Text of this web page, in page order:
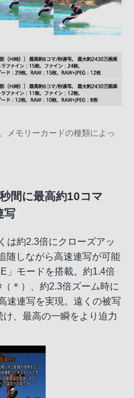
メモリーカードの種類によっ
間に最高約10コマ
写
は約2.3倍にクローズアッ
随しながら高速連写が可能
」モードを搭載。約1.4倍
＊）、約2.3倍ズーム時に
速連写を実現。遠くの被写
、最高の一瞬をより迫力